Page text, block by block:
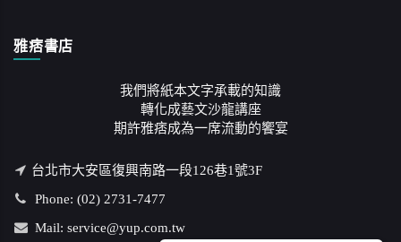
雅痞書店
我們將紙本文字承載的知識
轉化成藝文沙龍講座
期許雅痞成為一席流動的饗宴
台北市大安區復興南路一段126巷1號3F
Phone: (02) 2731-7477
Mail: service@yup.com.tw